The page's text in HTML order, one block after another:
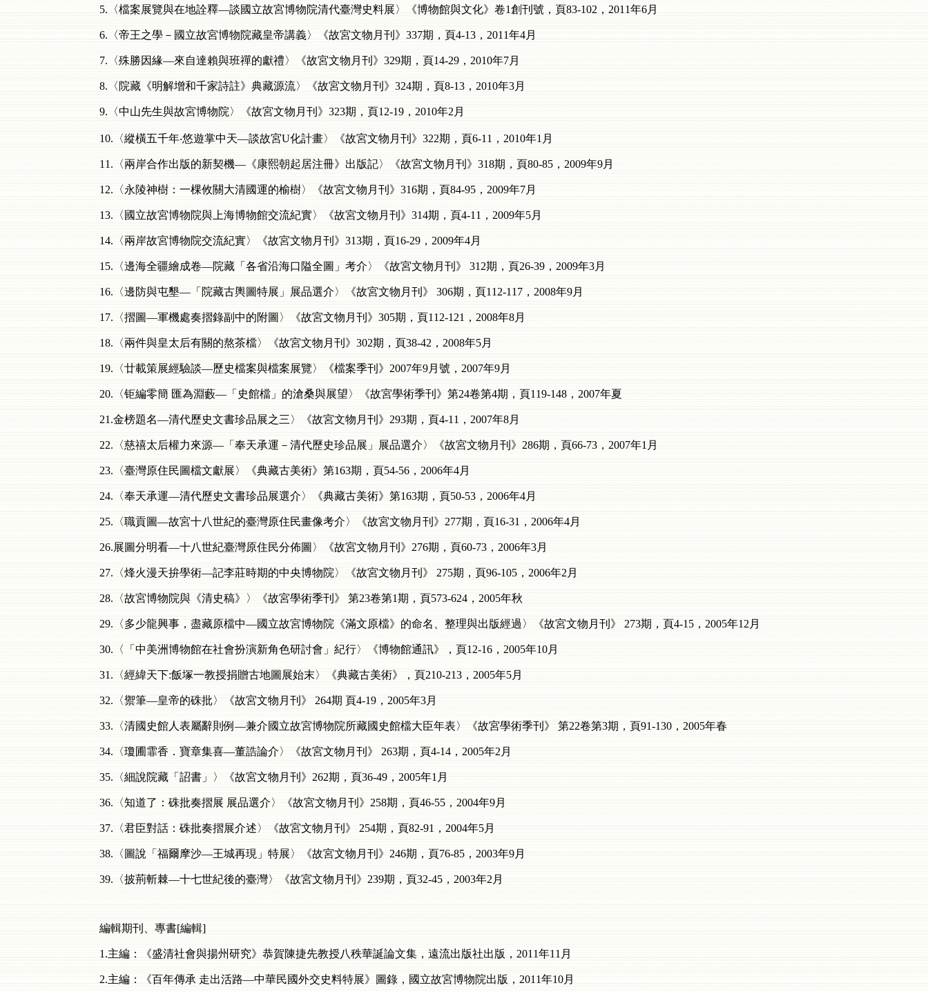
5.〈檔案展覽與在地詮釋—談國立故宮博物院清代臺灣史料展〉《博物館與文化》卷1創刊號，頁83-102，2011年6月
6.〈帝王之學－國立故宮博物院藏皇帝講義〉《故宮文物月刊》337期，頁4-13，2011年4月
7.〈殊勝因緣—來自達賴與班禪的獻禮〉《故宮文物月刊》329期，頁14-29，2010年7月
8.〈院藏《明解增和千家詩註》典藏源流〉《故宮文物月刊》324期，頁8-13，2010年3月
9.〈中山先生與故宮博物院〉《故宮文物月刊》323期，頁12-19，2010年2月
10.〈縱橫五千年‧悠遊掌中天—談故宮U化計畫〉《故宮文物月刊》322期，頁6-11，2010年1月
11.〈兩岸合作出版的新契機—《康熙朝起居注冊》出版記〉《故宮文物月刊》318期，頁80-85，2009年9月
12.〈永陵神樹：一棵攸關大清國運的榆樹〉《故宮文物月刊》316期，頁84-95，2009年7月
13.〈國立故宮博物院與上海博物館交流紀實〉《故宮文物月刊》314期，頁4-11，2009年5月
14.〈兩岸故宮博物院交流紀實〉《故宮文物月刊》313期，頁16-29，2009年4月
15.〈邊海全疆繪成卷—院藏「各省沿海口隘全圖」考介〉《故宮文物月刊》 312期，頁26-39，2009年3月
16.〈邊防與屯墾—「院藏古輿圖特展」展品選介〉《故宮文物月刊》 306期，頁112-117，2008年9月
17.〈摺圖—軍機處奏摺錄副中的附圖〉《故宮文物月刊》305期，頁112-121，2008年8月
18.〈兩件與皇太后有關的熬茶檔〉《故宮文物月刊》302期，頁38-42，2008年5月
19.〈廿載策展經驗談—歷史檔案與檔案展覽〉《檔案季刊》2007年9月號，2007年9月
20.〈钜編零簡 匯為淵藪—「史館檔」的滄桑與展望〉《故宮學術季刊》第24卷第4期，頁119-148，2007年夏
21.金榜題名—清代歷史文書珍品展之三〉《故宮文物月刊》293期，頁4-11，2007年8月
22.〈慈禧太后權力來源—「奉天承運－清代歷史珍品展」展品選介〉《故宮文物月刊》286期，頁66-73，2007年1月
23.〈臺灣原住民圖檔文獻展〉《典藏古美術》第163期，頁54-56，2006年4月
24.〈奉天承運—清代歷史文書珍品展選介〉《典藏古美術》第163期，頁50-53，2006年4月
25.〈職貢圖—故宮十八世紀的臺灣原住民畫像考介〉《故宮文物月刊》277期，頁16-31，2006年4月
26.展圖分明看—十八世紀臺灣原住民分佈圖〉《故宮文物月刊》276期，頁60-73，2006年3月
27.〈烽火漫天拚學術—記李莊時期的中央博物院〉《故宮文物月刊》 275期，頁96-105，2006年2月
28.〈故宮博物院與《清史稿》〉《故宮學術季刊》 第23卷第1期，頁573-624，2005年秋
29.〈多少龍興事，盡藏原檔中—國立故宮博物院《滿文原檔》的命名、整理與出版經過〉《故宮文物月刊》 273期，頁4-15，2005年12月
30.〈「中美洲博物館在社會扮演新角色研討會」紀行〉《博物館通訊》，頁12-16，2005年10月
31.〈經緯天下:飯塚一教授捐贈古地圖展始末〉《典藏古美術》，頁210-213，2005年5月
32.〈禦筆—皇帝的硃批〉《故宮文物月刊》 264期 頁4-19，2005年3月
33.〈清國史館人表屬辭則例—兼介國立故宮博物院所藏國史館檔大臣年表〉《故宮學術季刊》 第22卷第3期，頁91-130，2005年春
34.〈瓊圃霏香．寶章集喜—董誥論介〉《故宮文物月刊》 263期，頁4-14，2005年2月
35.〈細說院藏「詔書」〉《故宮文物月刊》262期，頁36-49，2005年1月
36.〈知道了：硃批奏摺展 展品選介〉《故宮文物月刊》258期，頁46-55，2004年9月
37.〈君臣對話：硃批奏摺展介述〉《故宮文物月刊》 254期，頁82-91，2004年5月
38.〈圖說「福爾摩沙—王城再現」特展〉《故宮文物月刊》246期，頁76-85，2003年9月
39.〈披荊斬棘—十七世紀後的臺灣〉《故宮文物月刊》239期，頁32-45，2003年2月
編輯期刊、專書[編輯]
1.主編：《盛清社會與揚州研究》恭賀陳捷先教授八秩華誕論文集，遠流出版社出版，2011年11月
2.主編：《百年傳承 走出活路—中華民國外交史料特展》圖錄，國立故宮博物院出版，2011年10月